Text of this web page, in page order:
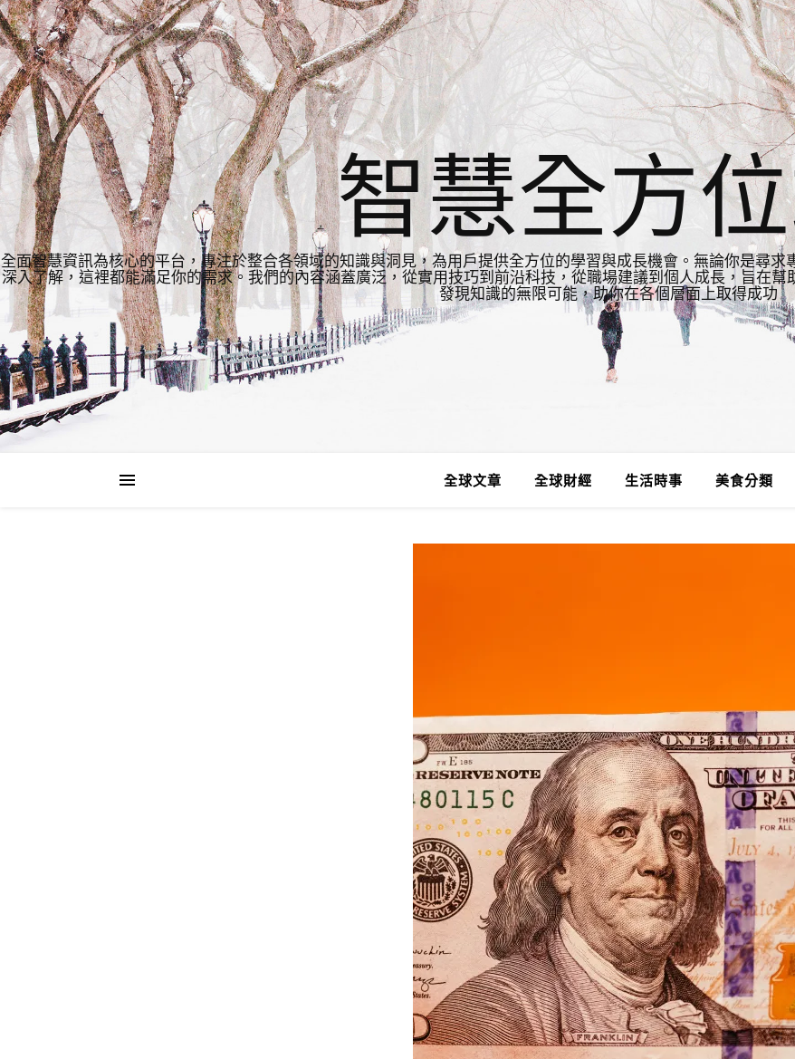
智慧全方
全面智慧資訊為核心的平台，專注於整合各領域的知識與洞見，為用戶提供全方位的學習與成長機會。無論你是尋
深入了解，這裡都能滿足你的需求。我們的內容涵蓋廣泛，從實用技巧到前沿科技，從職場建議到個人成長，旨在
發現知識的無限可能，助你在各個層面上取得成功
全球文章 全球財經 生活時事 美食分類